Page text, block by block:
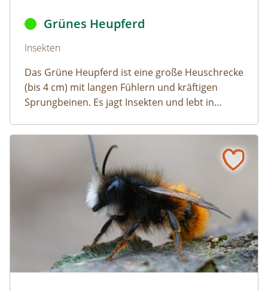
Naturlexikon: Grünes Heupferd
Grünes Heupferd
Insekten
Das Grüne Heupferd ist eine große Heuschrecke
(bis 4 cm) mit langen Fühlern und kräftigen
Sprungbeinen. Es jagt Insekten und lebt in
Gehörnte Mauerbiene
Naturlexikon: Gehörnte Mauerbiene